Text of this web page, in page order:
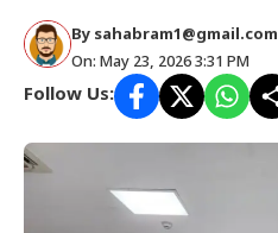
By sahabram1@gmail.com
On: May 23, 2026 3:31 PM
Follow Us: